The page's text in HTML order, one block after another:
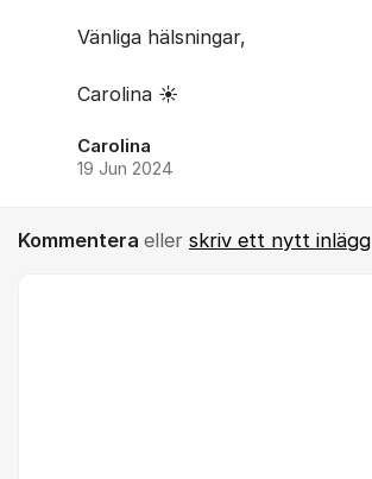
Vänliga hälsningar,
Carolina ☀️
Carolina
19 Jun 2024
Kommentera eller skriv ett nytt inlägg